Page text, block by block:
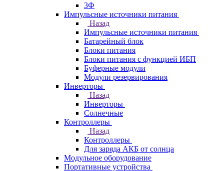
3Ф
Импульсные источники питания
Назад
Импульсные источники питания
Батарейный блок
Блоки питания
Блоки питания с функцией ИБП
Буферные модули
Модули резервирования
Инверторы
Назад
Инверторы
Солнечные
Контроллеры
Назад
Контроллеры
Для заряда АКБ от солнца
Модульное оборудование
Портативные устройства